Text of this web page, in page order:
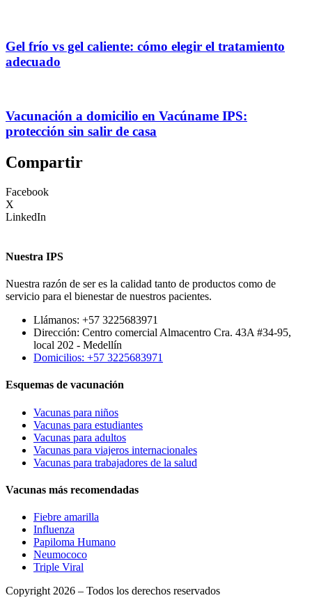
Gel frío vs gel caliente: cómo elegir el tratamiento
adecuado
Vacunación a domicilio en Vacúname IPS:
protección sin salir de casa
Compartir
Facebook
X
LinkedIn
Nuestra IPS
Nuestra razón de ser es la calidad tanto de productos como de
servicio para el bienestar de nuestros pacientes.
Llámanos: +57 3225683971
Dirección: Centro comercial Almacentro Cra. 43A #34-95,
local 202 - Medellín
Domicilios: +57 3225683971
Esquemas de vacunación
Vacunas para niños
Vacunas para estudiantes
Vacunas para adultos
Vacunas para viajeros internacionales
Vacunas para trabajadores de la salud
Vacunas más recomendadas
Fiebre amarilla
Influenza
Papiloma Humano
Neumococo
Triple Viral
Copyright 2026 – Todos los derechos reservados